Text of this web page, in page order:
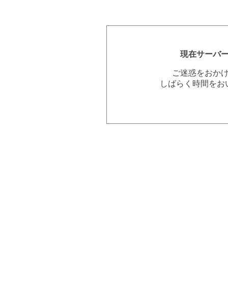
現在サーバ
ご迷惑をおか
しばらく時間を